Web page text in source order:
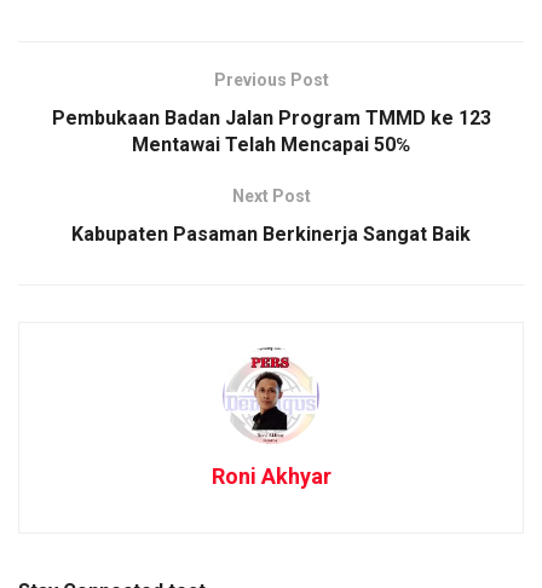
Previous Post
Pembukaan Badan Jalan Program TMMD ke 123
Mentawai Telah Mencapai 50℅
Next Post
Kabupaten Pasaman Berkinerja Sangat Baik
Roni Akhyar